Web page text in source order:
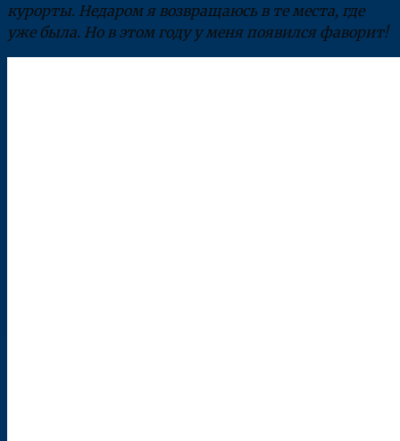
курорты. Недаром я возвращаюсь в те места, где
уже была. Но в этом году у меня появился фаворит!